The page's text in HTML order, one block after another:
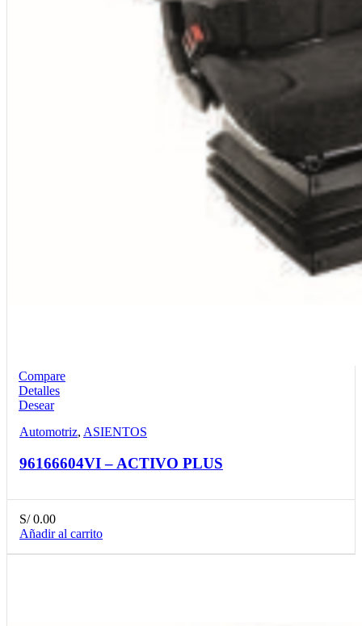
Compare
Detalles
Desear
Automotriz, ASIENTOS
96166604VI – ACTIVO PLUS
S/0.00
Añadir al carrito